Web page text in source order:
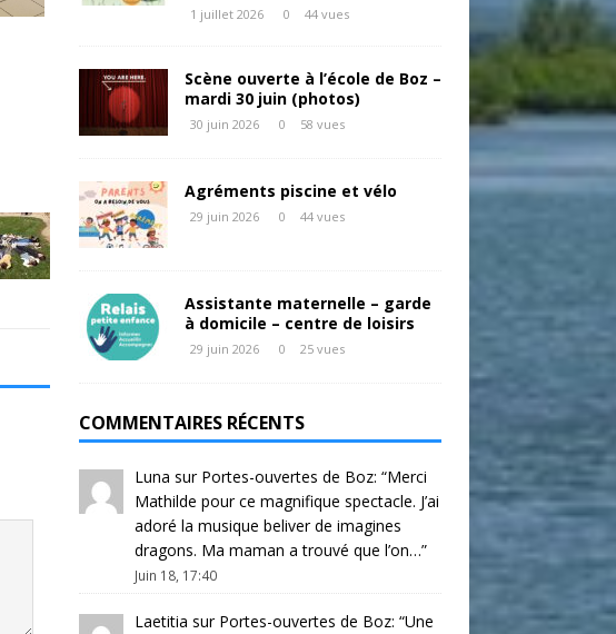
1 juillet 2026 0 44 vues
Scène ouverte à l’école de Boz –
mardi 30 juin (photos)
30 juin 2026 0 58 vues
Agréments piscine et vélo
29 juin 2026 0 44 vues
Assistante maternelle – garde
à domicile – centre de loisirs
29 juin 2026 0 25 vues
COMMENTAIRES RÉCENTS
Luna sur Portes-ouvertes de Boz: “Merci
Mathilde pour ce magnifique spectacle. J’ai
adoré la musique beliver de imagines
dragons. Ma maman a trouvé que l’on…”
Juin 18, 17:40
Laetitia sur Portes-ouvertes de Boz: “Une